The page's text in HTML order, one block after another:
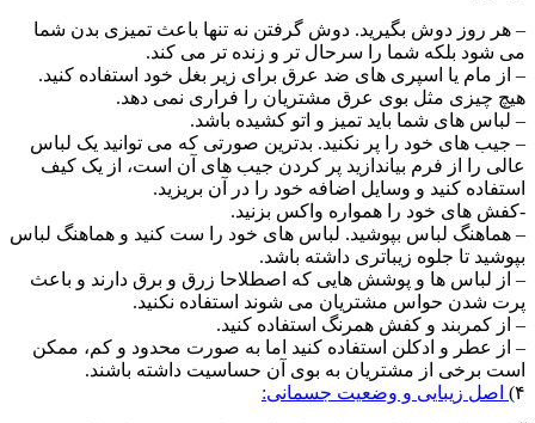
– هر روز دوش بگیرید. دوش گرفتن نه تنها باعث تمیزی بدن شما
می شود بلکه شما را سرحال تر و زنده تر می کند.
– از مام یا اسپری های ضد عرق برای زیر بغل خود استفاده کنید.
هیچ چیزی مثل بوی عرق مشتریان را فراری نمی دهد.
– لباس های شما باید تمیز و اتو کشیده باشد.
– جیب های خود را پر نکنید. بدترین صورتی که می توانید یک لباس
عالی را از فرم بیاندازید پر کردن جیب های آن است، از یک کیف
استفاده کنید و وسایل اضافه خود را در آن بریزید.
-کفش های خود را همواره واکس بزنید.
– هماهنگ لباس بپوشید. لباس های خود را ست کنید و هماهنگ لباس
بپوشید تا جلوه زیباتری داشته باشد.
– از لباس ها و پوشش هایی که اصطلاحا زرق و برق دارند و باعث
پرت شدن حواس مشتریان می شوند استفاده نکنید.
– از کمربند و کفش همرنگ استفاده کنید.
– از عطر و ادکلن استفاده کنید اما به صورت محدود و کم، ممکن
است برخی از مشتریان به بوی آن حساسیت داشته باشند.
۴)
اصل زیبایی و وضعیت جسمانی: